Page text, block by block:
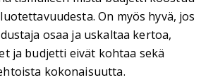
On myös hyvä, jos
osaa ja uskaltaa kertoa,
ja budjetti eivät kohtaa sekä
kokonaisuutta.